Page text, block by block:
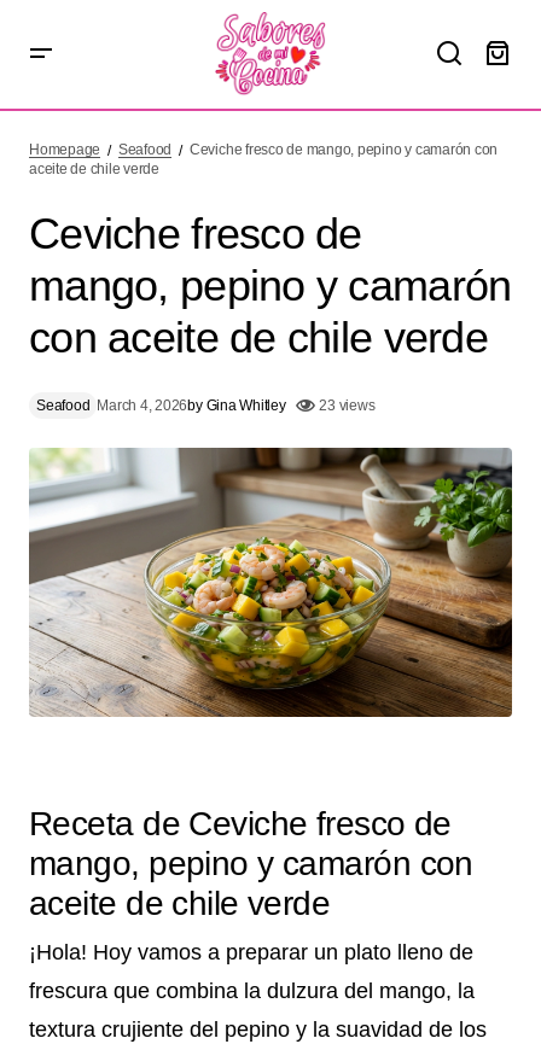
de chile verde
Homepage Seafood
Ceviche fresco de mango, pepino y camarón con
aceite de chile verde
Ceviche fresco de
mango, pepino y camarón
con aceite de chile verde
Seafood March 4, 2026by Gina Whitley 23 views
Receta de Ceviche fresco de
mango, pepino y camarón con
aceite de chile verde
¡Hola! Hoy vamos a preparar un plato lleno de
frescura que combina la dulzura del mango, la
textura crujiente del pepino y la suavidad de los